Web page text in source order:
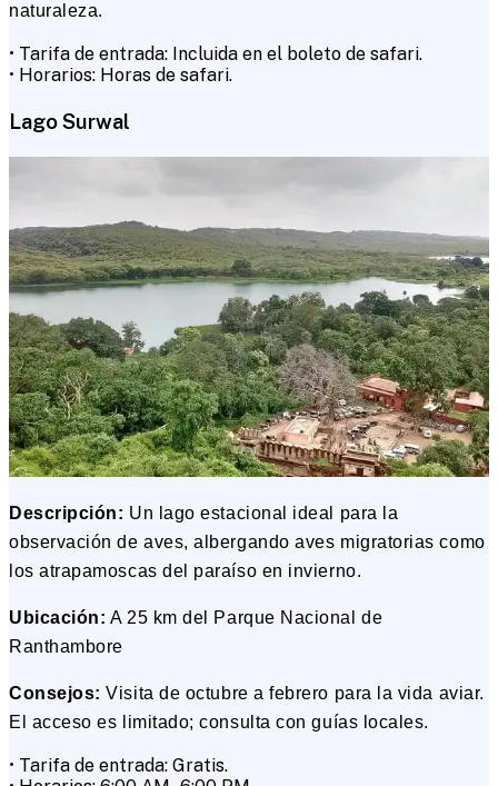
naturaleza.
• Tarifa de entrada: Incluida en el boleto de safari.
• Horarios: Horas de safari.
Lago Surwal
Descripción: Un lago estacional ideal para la
observación de aves, albergando aves migratorias como
los atrapamoscas del paraíso en invierno.
Ubicación: A 25 km del Parque Nacional de
Ranthambore
Consejos: Visita de octubre a febrero para la vida aviar.
El acceso es limitado; consulta con guías locales.
• Tarifa de entrada: Gratis.